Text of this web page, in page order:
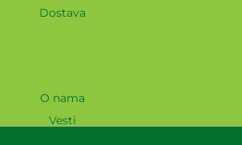
Dostava
O nama
Vesti